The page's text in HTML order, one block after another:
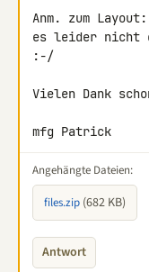
Anm. zum
es leider nicht
:-/
Vielen Dank
mfg Patrick
Angehängte Dateien:
files.zip (682 KB)
Antwort